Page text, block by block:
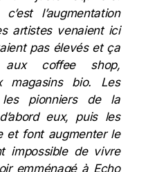
l’augmentation
artistes venaient ici
pas élevés et ça
coffee shop,
magasins bio. Les
pionniers de la
eux, puis les
et font augmenter le
impossible de vivre
emménagé à Echo